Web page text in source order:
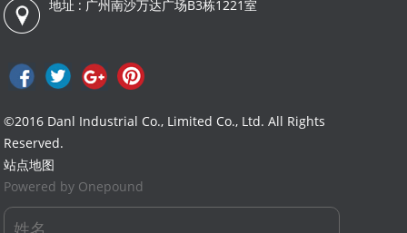
地址 : 广州南沙万达广场B3栋1221室
©2016 Danl Industrial Co., Limited Co., Ltd. All Rights
Reserved.
站点地图
Powered by Onepound